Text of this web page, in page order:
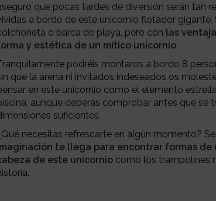
que pocas tardes de diversión serán tan
a bordo de este unicornio flotador gigante.
o barca de playa, pero con las
y estética de un mítico unicornio.
podréis montaros a bordo 8
que la arena ni invitados indeseados os
en este unicornio como el elemento
aunque deberás comprobar antes que se
suficientes.
necesitas refrescarte en algún momento?
te llega para encontrar formas de
de este unicornio como los trampolines